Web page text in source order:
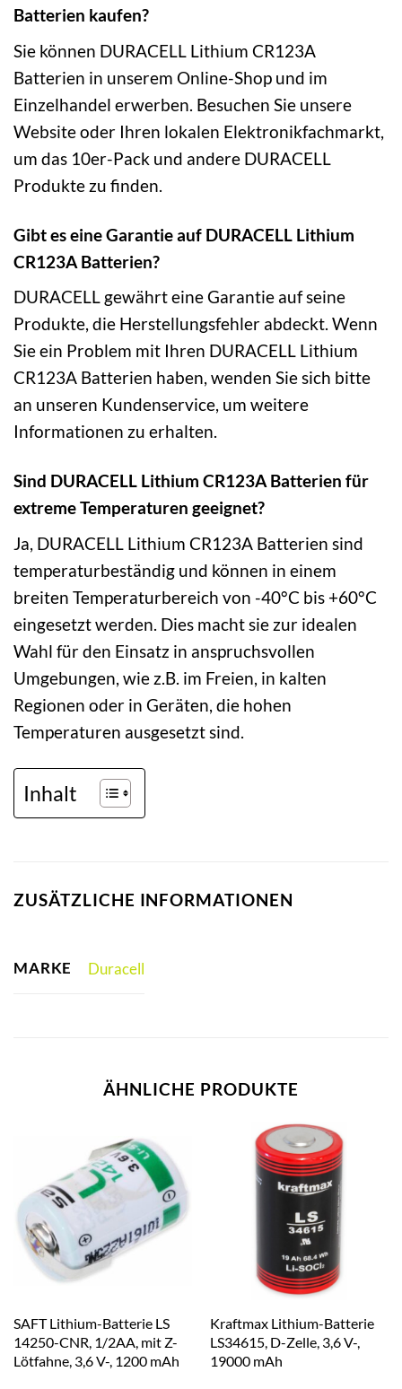
Batterien kaufen?
Sie können DURACELL Lithium CR123A
Batterien in unserem Online-Shop und im
Einzelhandel erwerben. Besuchen Sie unsere
Website oder Ihren lokalen Elektronikfachmarkt,
um das 10er-Pack und andere DURACELL
Produkte zu finden.
Gibt es eine Garantie auf DURACELL Lithium
CR123A Batterien?
DURACELL gewährt eine Garantie auf seine
Produkte, die Herstellungsfehler abdeckt. Wenn
Sie ein Problem mit Ihren DURACELL Lithium
CR123A Batterien haben, wenden Sie sich bitte
an unseren Kundenservice, um weitere
Informationen zu erhalten.
Sind DURACELL Lithium CR123A Batterien für
extreme Temperaturen geeignet?
Ja, DURACELL Lithium CR123A Batterien sind
temperaturbeständig und können in einem
breiten Temperaturbereich von -40°C bis +60°C
eingesetzt werden. Dies macht sie zur idealen
Wahl für den Einsatz in anspruchsvollen
Umgebungen, wie z.B. im Freien, in kalten
Regionen oder in Geräten, die hohen
Temperaturen ausgesetzt sind.
Inhalt
ZUSÄTZLICHE INFORMATIONEN
MARKE Duracell
ÄHNLICHE PRODUKTE
SAFT Lithium-Batterie LS
14250-CNR, 1/2AA, mit Z-
Lötfahne, 3,6 V-, 1200 mAh
Kraftmax Lithium-Batterie
LS34615, D-Zelle, 3,6 V-,
19000 mAh